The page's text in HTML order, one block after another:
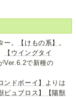
。 【けもの系】
。
【ウイングタイ
Ver.6.2で新種の
ンドボーイ】
よりは
ビュブロス】
【陽獣